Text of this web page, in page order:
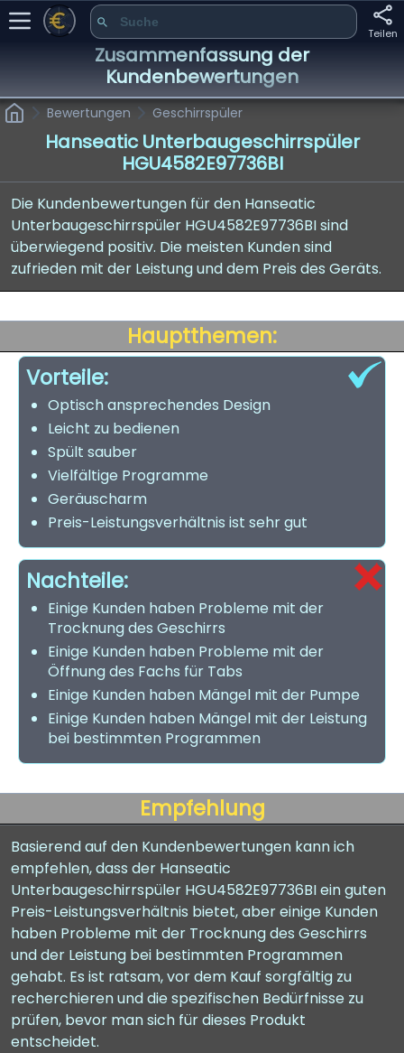
Teilen
Zusammenfassung der
Kundenbewertungen
Bewertungen Geschirrspüler
Hanseatic Unterbaugeschirrspüler
HGU4582E97736BI
Die Kundenbewertungen für den Hanseatic
Unterbaugeschirrspüler HGU4582E97736BI sind
überwiegend positiv. Die meisten Kunden sind
zufrieden mit der Leistung und dem Preis des Geräts.
Hauptthemen:
Vorteile:
Optisch ansprechendes Design
Leicht zu bedienen
Spült sauber
Vielfältige Programme
Geräuscharm
Preis-Leistungsverhältnis ist sehr gut
Nachteile:
Einige Kunden haben Probleme mit der
Trocknung des Geschirrs
Einige Kunden haben Probleme mit der
Öffnung des Fachs für Tabs
Einige Kunden haben Mängel mit der Pumpe
Einige Kunden haben Mängel mit der Leistung
bei bestimmten Programmen
Empfehlung
Basierend auf den Kundenbewertungen kann ich
empfehlen, dass der Hanseatic
Unterbaugeschirrspüler HGU4582E97736BI ein guten
Preis-Leistungsverhältnis bietet, aber einige Kunden
haben Probleme mit der Trocknung des Geschirrs
und der Leistung bei bestimmten Programmen
gehabt. Es ist ratsam, vor dem Kauf sorgfältig zu
recherchieren und die spezifischen Bedürfnisse zu
prüfen, bevor man sich für dieses Produkt
entscheidet.